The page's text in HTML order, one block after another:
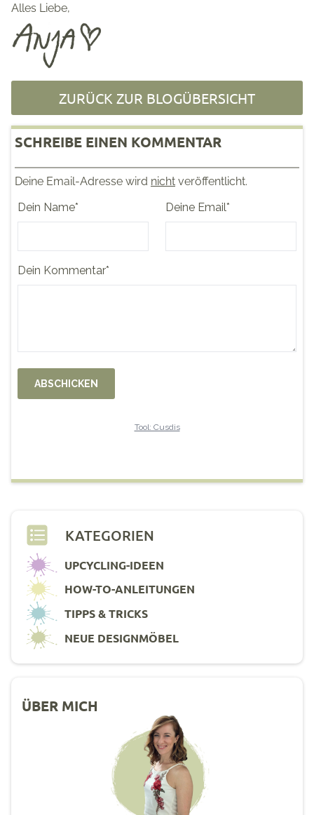
Alles Liebe,
ZURÜCK ZUR BLOGÜBERSICHT
SCHREIBE EINEN KOMMENTAR
Deine Email-Adresse wird nicht veröffentlicht.
KATEGORIEN
UPCYCLING-IDEEN
HOW-TO-ANLEITUNGEN
TIPPS & TRICKS
NEUE DESIGNMÖBEL
ÜBER MICH